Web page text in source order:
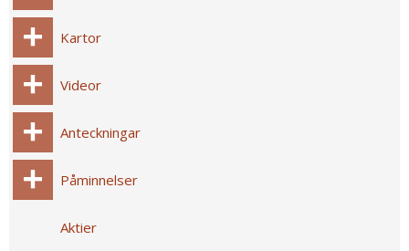
Kartor
Videor
Anteckningar
Påminnelser
Aktier